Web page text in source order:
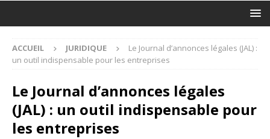
ACCUEIL JURIDIQUE
Le Journal d’annonces légales (JAL) :
un outil indispensable pour les entreprises
Le Journal d’annonces légales
(JAL) : un outil indispensable pour
les entreprises